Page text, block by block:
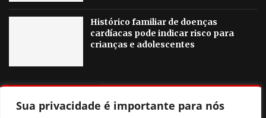
Sua privacidade é importante para nós
Histórico familiar de doenças
cardíacas pode indicar risco para
crianças e adolescentes